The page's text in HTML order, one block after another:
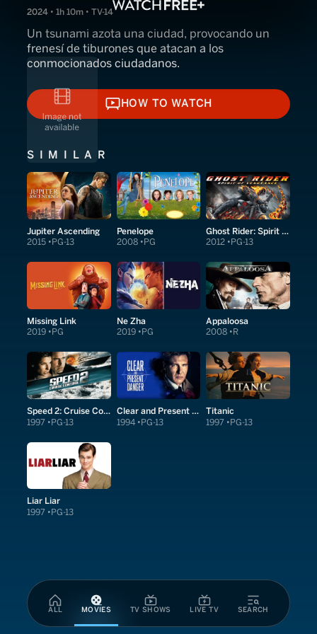
ALL MOVIES TV SHOWS LIVE TV SEARCH
2024 • 1h 10m • TV-14
Un tsunami azota una ciudad, provocando un
frenesí de tiburones que atacan a los
conmocionados ciudadanos.
HOW TO WATCH
HOW TO WATCH
SIMILAR
Jupiter Ascending
2015 PG-13
Penelope
2008 PG
Ghost Rider: Spirit of Vengeance
2012 PG-13
Missing Link
2019 PG
Ne Zha
2019 PG
Appaloosa
2008 R
Speed 2: Cruise Control
1997 PG-13
Clear and Present Danger
1994 PG-13
Titanic
1997 PG-13
Liar Liar
1997 PG-13